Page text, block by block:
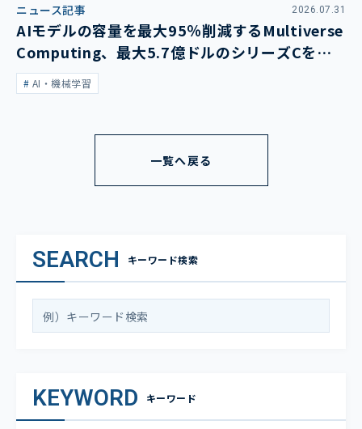
ニュース記事 2026.07.31
AIモデルの容量を最大95％削減するMultiverse
Computing、最大5.7億ドルのシリーズCを発
表AI・機械学習
一覧へ戻る
SEARCH キーワード検索
KEYWORD キーワード